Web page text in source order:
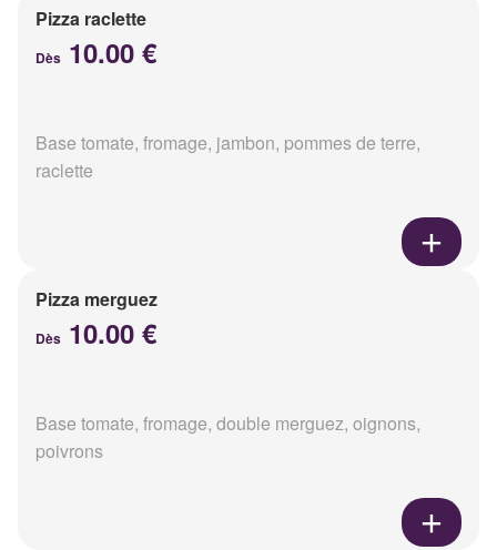
Pizza raclette
Dès 10.00 €
Base tomate, fromage, jambon, pommes de terre,
raclette
Pizza merguez
Dès 10.00 €
Base tomate, fromage, double merguez, oignons,
poivrons